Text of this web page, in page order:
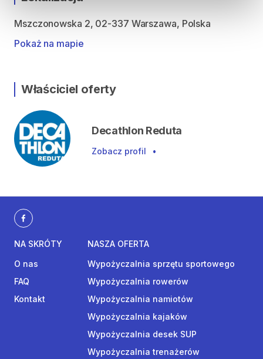
Mszczonowska 2, 02-337 Warszawa, Polska
Pokaż na mapie
Właściciel oferty
Decathlon Reduta
Zobacz profil •
NA SKRÓTY
O nas
FAQ
Kontakt
NASZA OFERTA
Wypożyczalnia sprzętu sportowego
Wypożyczalnia rowerów
Wypożyczalnia namiotów
Wypożyczalnia kajaków
Wypożyczalnia desek SUP
Wypożyczalnia trenażerów